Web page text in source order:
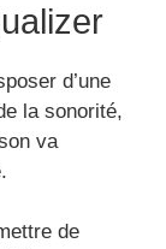
d’une
la sonorité,
va
de